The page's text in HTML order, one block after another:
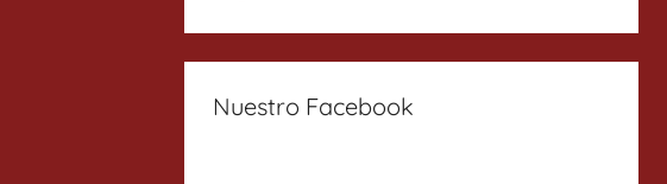
Nuestro Facebook